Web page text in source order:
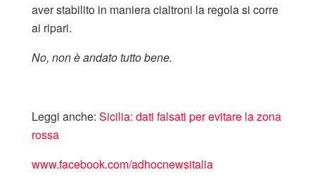
aver stabilito in maniera cialtroni la regola si corre
ai ripari.
No, non è andato tutto bene.
Leggi anche: Sicilia: dati falsati per evitare la zona
rossa
www.facebook.com/adhocnewsitalia